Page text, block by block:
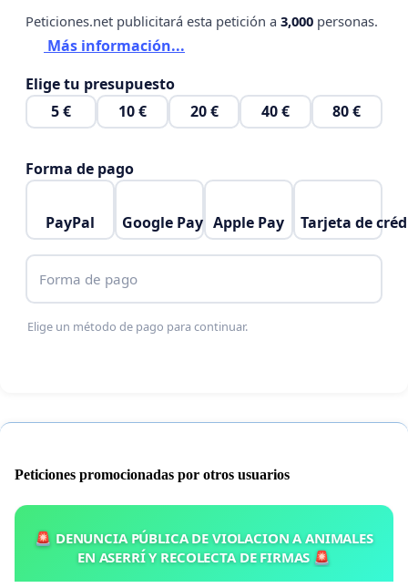
, un abrazo enorme de todos los que formamos la
Peticiones.net publicitará esta petición a 3,000 personas.
Más información...
Elige tu presupuesto
5 €
10 € 20 € 40 € 80 €
Forma de pago
PayPal Google Pay Apple Pay Tarjeta de
Forma de pago
Elige un método de pago para continuar.
Peticiones promocionadas por otros usuarios
🚨 DENUNCIA PÚBLICA DE VIOLACION A ANIMALES
EN ASERRÍ Y RECOLECTA DE FIRMAS 🚨